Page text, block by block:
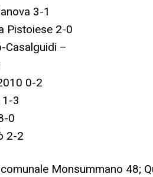
3-1
Pistoiese 2-0
Casalguidi –
0-2
1-3
0
2-2
Monsummano 48;